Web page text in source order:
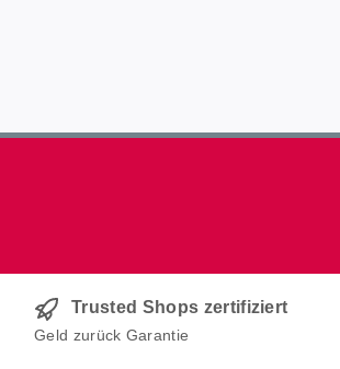
Trusted Shops zertifiziert
Geld zurück Garantie